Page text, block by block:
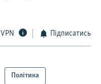
Підписатись
Політика